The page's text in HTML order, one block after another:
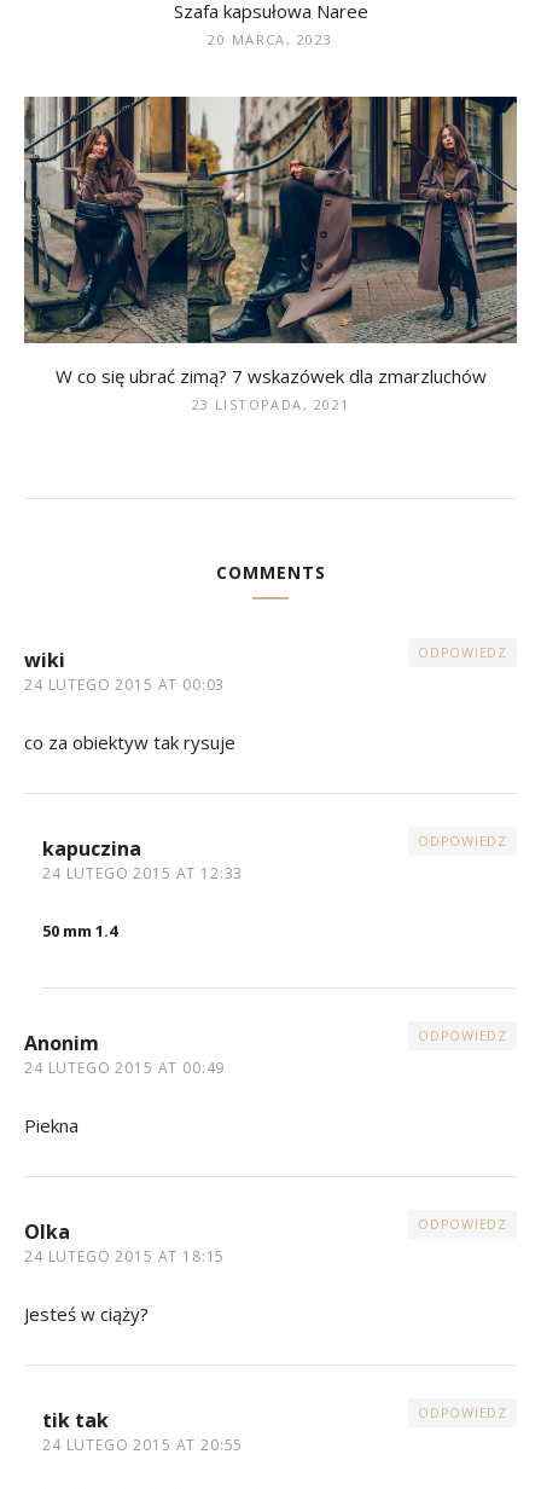
Szafa kapsułowa Naree
20 MARCA, 2023
W co się ubrać zimą? 7 wskazówek dla zmarzluchów
23 LISTOPADA, 2021
COMMENTS
wiki
24 LUTEGO 2015 AT 00:03
ODPOWIEDZ
co za obiektyw tak rysuje
kapuczina
24 LUTEGO 2015 AT 12:33
ODPOWIEDZ
50 mm 1.4
Anonim
24 LUTEGO 2015 AT 00:49
ODPOWIEDZ
Piekna
Olka
24 LUTEGO 2015 AT 18:15
ODPOWIEDZ
Jesteś w ciąży?
tik tak
24 LUTEGO 2015 AT 20:55
ODPOWIEDZ